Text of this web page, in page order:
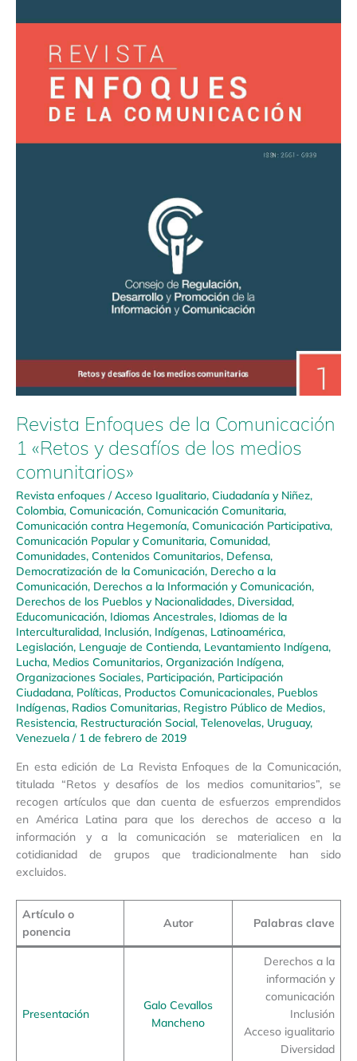
Revista Enfoques de la Comunicación
1 «Retos y desafíos de los medios
comunitarios»
Revista enfoques /Acceso Igualitario, Ciudadanía y Niñez,
Colombia, Comunicación, Comunicación Comunitaria,
Comunicación contra Hegemonía, Comunicación Participativa,
Comunicación Popular y Comunitaria, Comunidad,
Comunidades, Contenidos Comunitarios, Defensa,
Democratización de la Comunicación, Derecho a la
Comunicación, Derechos a la Información y Comunicación,
Derechos de los Pueblos y Nacionalidades, Diversidad,
Educomunicación, Idiomas Ancestrales, Idiomas de la
Interculturalidad, Inclusión, Indígenas, Latinoamérica,
Legislación, Lenguaje de Contienda, Levantamiento Indígena,
Lucha, Medios Comunitarios, Organización Indígena,
Organizaciones Sociales, Participación, Participación
Ciudadana, Políticas, Productos Comunicacionales, Pueblos
Indígenas, Radios Comunitarias, Registro Público de Medios,
Resistencia, Restructuración Social, Telenovelas, Uruguay,
Venezuela / 1 de febrero de 2019
En esta edición de La Revista Enfoques de la Comunicación,
titulada “Retos y desafíos de los medios comunitarios”, se
recogen artículos que dan cuenta de esfuerzos emprendidos
en América Latina para que los derechos de acceso a la
información y a la comunicación se materialicen en la
cotidianidad de grupos que tradicionalmente han sido
excluidos.
Artículo o
ponencia
Autor Palabras clave
Presentación
Galo Cevallos
Mancheno
Derechos a la
información y
comunicación
Inclusión
Acceso igualitario
Diversidad
Comunicación
desafíos
medios